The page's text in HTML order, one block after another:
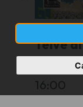
Telve
Malga
16:00